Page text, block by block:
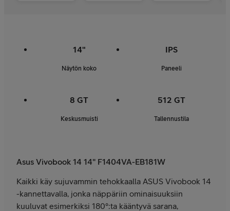
14"
Näytön koko
IPS
Paneeli
8 GT
Keskusmuisti
512 GT
Tallennustila
Asus Vivobook 14 14" F1404VA-EB181W
Kaikki käy sujuvammin tehokkaalla ASUS Vivobook 14
-kannettavalla, jonka näppäriin ominaisuuksiin
kuuluvat esimerkiksi 180°:ta kääntyvä sarana,